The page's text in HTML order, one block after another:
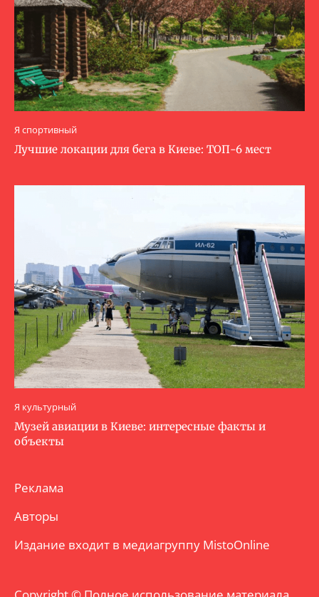
Я спортивный
Лучшие локации для бега в Киеве: ТОП-6 мест
Я культурный
Музей авиации в Киеве: интересные факты и
объекты
Реклама
Авторы
Издание входит в медиагруппу MistoOnline